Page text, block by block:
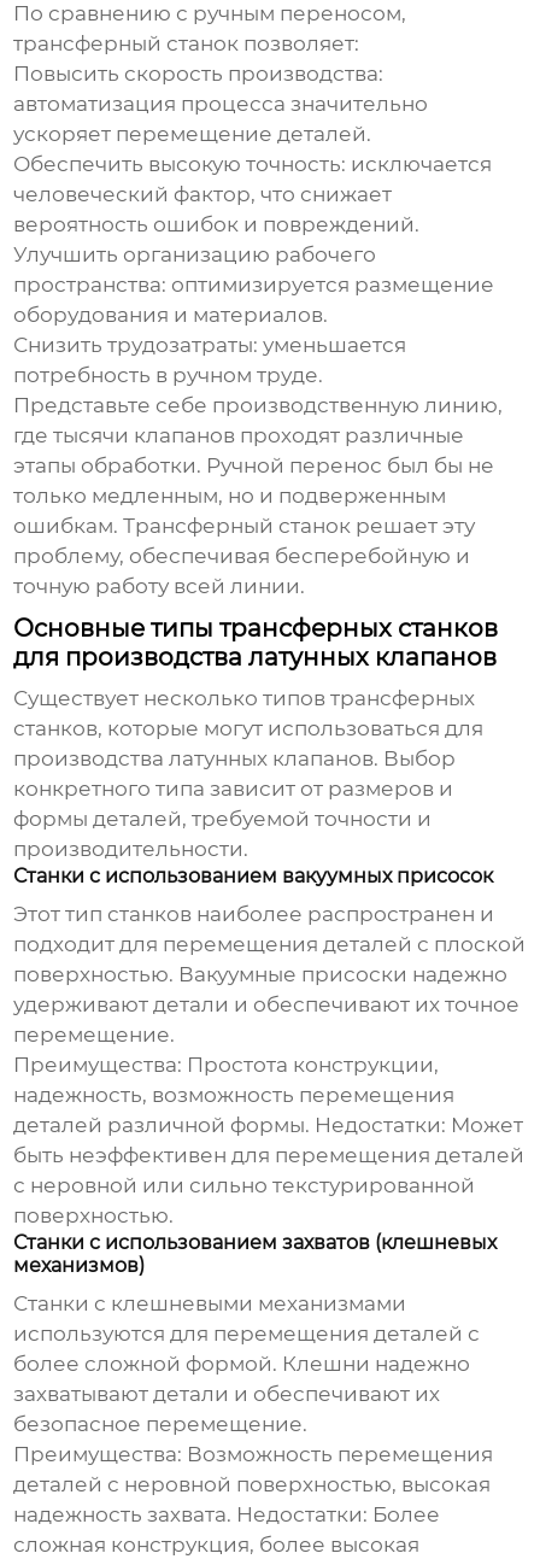
По сравнению с ручным переносом,
трансферный станок позволяет:
Повысить скорость производства:
автоматизация процесса значительно
ускоряет перемещение деталей.
Обеспечить высокую точность: исключается
человеческий фактор, что снижает
вероятность ошибок и повреждений.
Улучшить организацию рабочего
пространства: оптимизируется размещение
оборудования и материалов.
Снизить трудозатраты: уменьшается
потребность в ручном труде.
Представьте себе производственную линию,
где тысячи клапанов проходят различные
этапы обработки. Ручной перенос был бы не
только медленным, но и подверженным
ошибкам. Трансферный станок решает эту
проблему, обеспечивая бесперебойную и
точную работу всей линии.
Основные типы трансферных станков
для производства латунных клапанов
Существует несколько типов трансферных
станков, которые могут использоваться для
производства латунных клапанов. Выбор
конкретного типа зависит от размеров и
формы деталей, требуемой точности и
производительности.
Станки с использованием вакуумных присосок
Этот тип станков наиболее распространен и
подходит для перемещения деталей с плоской
поверхностью. Вакуумные присоски надежно
удерживают детали и обеспечивают их точное
перемещение.
Преимущества: Простота конструкции,
надежность, возможность перемещения
деталей различной формы. Недостатки: Может
быть неэффективен для перемещения деталей
с неровной или сильно текстурированной
поверхностью.
Станки с использованием захватов (клешневых
механизмов)
Станки с клешневыми механизмами
используются для перемещения деталей с
более сложной формой. Клешни надежно
захватывают детали и обеспечивают их
безопасное перемещение.
Преимущества: Возможность перемещения
деталей с неровной поверхностью, высокая
надежность захвата. Недостатки: Более
сложная конструкция, более высокая